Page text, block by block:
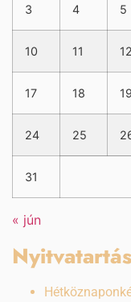
3 4 5
10 11 12
17 18 19
24 25
31
« jún
Nyitvatartás